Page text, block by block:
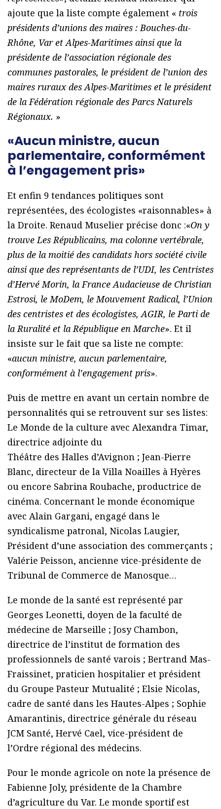
ajoute que la liste compte également « trois
présidents d’unions des maires : Bouches-du-
Rhône, Var et Alpes-Maritimes ainsi que la
présidente de l’association régionale des
communes pastorales, le président de l’union des
maires ruraux des Alpes-Maritimes et le président
de la Fédération régionale des Parcs Naturels
Régionaux. »
«Aucun ministre, aucun
parlementaire, conformément
à l’engagement pris»
Et enfin 9 tendances politiques sont
représentées, des écologistes «raisonnables» à
la Droite. Renaud Muselier précise donc :«On y
trouve Les Républicains, ma colonne vertébrale,
plus de la moitié des candidats hors société civile
ainsi que des représentants de l’UDI, les Centristes
d’Hervé Morin, la France Audacieuse de Christian
Estrosi, le MoDem, le Mouvement Radical, l’Union
des centristes et des écologistes, AGIR, le Parti de
la Ruralité et la République en Marche». Et il
insiste sur le fait que sa liste ne compte:
«aucun ministre, aucun parlementaire,
conformément à l’engagement pris».
Puis de mettre en avant un certain nombre de
personnalités qui se retrouvent sur ses listes:
Le Monde de la culture avec Alexandra Timar,
directrice adjointe du
Théâtre des Halles d’Avignon ; Jean-Pierre
Blanc, directeur de la Villa Noailles à Hyères
ou encore Sabrina Roubache, productrice de
cinéma. Concernant le monde économique
avec Alain Gargani, engagé dans le
syndicalisme patronal, Nicolas Laugier,
Président d’une association des commerçants ;
Valérie Peisson, ancienne vice-présidente de
Tribunal de Commerce de Manosque…
Le monde de la santé est représenté par
Georges Leonetti, doyen de la faculté de
médecine de Marseille ; Josy Chambon,
directrice de l’institut de formation des
professionnels de santé varois ; Bertrand Mas-
Fraissinet, praticien hospitalier et président
du Groupe Pasteur Mutualité ; Elsie Nicolas,
cadre de santé dans les Hautes-Alpes ; Sophie
Amarantinis, directrice générale du réseau
JCM Santé, Hervé Cael, vice-président de
l’Ordre régional des médecins.
Pour le monde agricole on note la présence de
Fabienne Joly, présidente de la Chambre
d’agriculture du Var. Le monde sportif est